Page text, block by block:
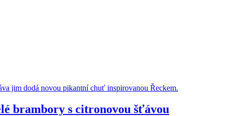
brambory s citronovou šťávou